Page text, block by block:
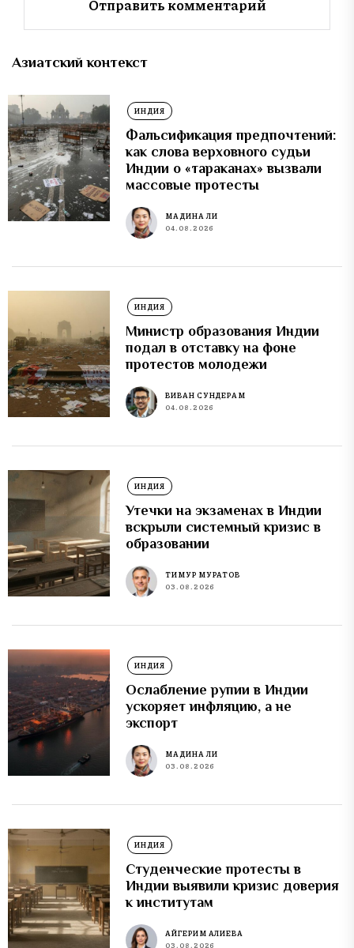
Азиатский контекст
ИНДИЯ
Фальсификация предпочтений:
как слова верховного судьи
Индии о «тараканах» вызвали
массовые протесты
МАДИНА ЛИ
04.08.2026
ИНДИЯ
Министр образования Индии
подал в отставку на фоне
протестов молодежи
ВИВАН СУНДЕРАМ
04.08.2026
ИНДИЯ
Утечки на экзаменах в Индии
вскрыли системный кризис в
образовании
ТИМУР МУРАТОВ
03.08.2026
ИНДИЯ
Ослабление рупии в Индии
ускоряет инфляцию, а не
экспорт
МАДИНА ЛИ
03.08.2026
ИНДИЯ
Студенческие протесты в
Индии выявили кризис доверия
к институтам
АЙГЕРИМ АЛИЕВА
03.08.2026